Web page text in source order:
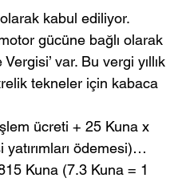
kabul ediliyor.
gücüne bağlı olarak
var. Bu vergi yıllık
tekneler için kabaca
ücreti + 25 Kuna x
ödemesi)…
Kuna (7.3 Kuna = 1